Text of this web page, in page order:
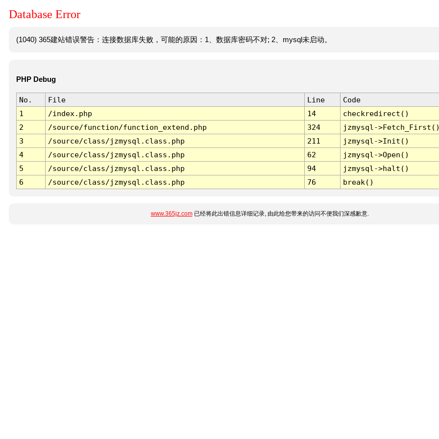
Database Error
(1040) 365建站错误警告：连接数据库失败，可能的原因：1、数据库密码不对; 2、mysql未启动。
PHP Debug
No. File Line
Code
1
/index.php 14
checkredirect()
2
/source/function/function_extend.php 324
jzmysql-
3
/source/class/jzmysql.class.php 211
jzmysql->Init()
4
/source/class/jzmysql.class.php 62
jzmysql->Open()
5
/source/class/jzmysql.class.php 94
jzmysql->halt()
6
/source/class/jzmysql.class.php 76 break()
www.365jz.com已经将此出错信息详细记录, 由此给您带来的访问不便我们深感歉意.